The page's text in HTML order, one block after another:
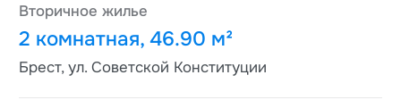
Вторичное жилье
2 комнатная, 46.90 м²
Брест, ул. Советской Конституции